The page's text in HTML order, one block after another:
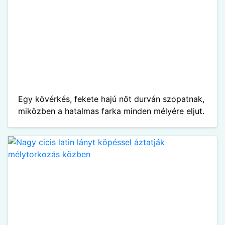
Egy kövérkés, fekete hajú nőt durván szopatnak,
miközben a hatalmas farka minden mélyére eljut.